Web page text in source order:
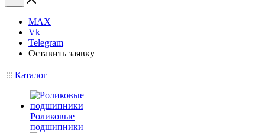
MAX
Vk
Telegram
Оставить заявку
Каталог
Роликовые
подшипники